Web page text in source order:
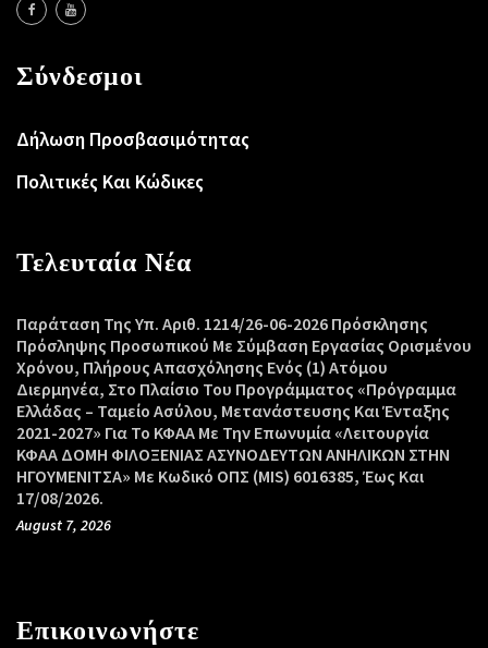
Σύνδεσμοι
Δήλωση Προσβασιμότητας
Πολιτικές Και Κώδικες
Τελευταία Νέα
Παράταση Της Υπ. Αριθ. 1214/26-06-2026 Πρόσκλησης
Πρόσληψης Προσωπικού Με Σύμβαση Εργασίας Ορισμένου
Χρόνου, Πλήρους Απασχόλησης Ενός (1) Ατόμου
Διερμηνέα, Στο Πλαίσιο Του Προγράμματος «Πρόγραμμα
Ελλάδας – Ταμείο Ασύλου, Μετανάστευσης Και Ένταξης
2021-2027» Για Το ΚΦΑΑ Με Την Επωνυμία «Λειτουργία
ΚΦΑΑ ΔΟΜΗ ΦΙΛΟΞΕΝΙΑΣ ΑΣΥΝΟΔΕΥΤΩΝ ΑΝΗΛΙΚΩΝ ΣΤΗΝ
ΗΓΟΥΜΕΝΙΤΣΑ» Με Κωδικό ΟΠΣ (MIS) 6016385, Έως Και
17/08/2026.
August 7, 2026
Επικοινωνήστε